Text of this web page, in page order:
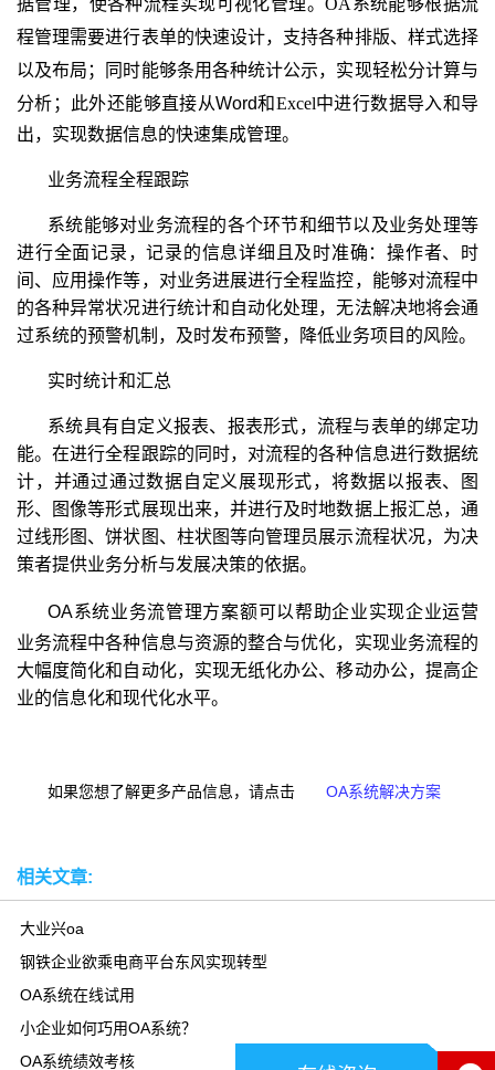
程管理需要进行表单的快速设计，支持各种排版、样式选择
以及布局；同时能够条用各种统计公示，实现轻松分计算与
分析；此外还能够直接从Word和Excel中进行数据导入和导
出，实现数据信息的快速集成管理。
业务流程全程跟踪
系统能够对业务流程的各个环节和细节以及业务处理等
进行全面记录，记录的信息详细且及时准确：操作者、时
间、应用操作等，对业务进展进行全程监控，能够对流程中
的各种异常状况进行统计和自动化处理，无法解决地将会通
过系统的预警机制，及时发布预警，降低业务项目的风险。
实时统计和汇总
系统具有自定义报表、报表形式，流程与表单的绑定功
能。在进行全程跟踪的同时，对流程的各种信息进行数据统
计，并通过通过数据自定义展现形式，将数据以报表、图
形、图像等形式展现出来，并进行及时地数据上报汇总，通
过线形图、饼状图、柱状图等向管理员展示流程状况，为决
策者提供业务分析与发展决策的依据。
OA系统业务流管理方案额可以帮助企业实现企业运营
业务流程中各种信息与资源的整合与优化，实现业务流程的
大幅度简化和自动化，实现无纸化办公、移动办公，提高企
业的信息化和现代化水平。
如果您想了解更多产品信息，请点击 OA系统解决方案
相关文章:
大业兴oa
钢铁企业欲乘电商平台东风实现转型
OA系统在线试用
小企业如何巧用OA系统？
OA系统绩效考核